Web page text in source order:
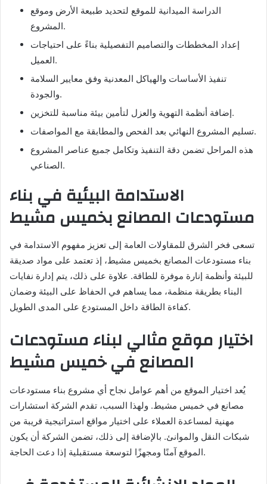
الدراسة الميدانية للموقع لتحديد طبيعة الأرض وموقع
المشروع.
إعداد المخططات والتصاميم التفصيلية بناءً على احتياجات
العميل.
تنفيذ الأساسات والهياكل المعدنية وفق معايير السلامة
والجودة.
إضافة أنظمة التهوية والعزل لتأمين بيئة مناسبة للتخزين.
تسليم المشروع النهائي بعد الفحص والمطابقة مع المواصفات.
هذه المراحل تضمن دقة التنفيذ وتكامل جميع عناصر المشروع
الصناعي.
الاستدامة البيئية في بناء
مستودعات المصانع بخميس مشيط
تسعى فخر الشرق للمقاولات العامة إلى تعزيز مفهوم الاستدامة في
بناء مستودعات المصانع بخميس مشيط، إذ تعتمد على مواد صديقة
للبيئة وأنظمة إنارة موفرة للطاقة. علاوة على ذلك، يتم إدارة نفايات
البناء بطريقة منظمة، مما يساهم في الحفاظ على البيئة وضمان
كفاءة الطاقة داخل المستودع على المدى الطويل.
اختيار موقع مثالي لبناء مستودعات
المصانع في خميس مشيط
يُعد اختيار الموقع من أهم عوامل نجاح أي مشروع بناء مستودعات
مصانع في خميس مشيط. ولهذا السبب، تقدم الشركة استشارات
مهنية لمساعدة العملاء على اختيار مواقع استراتيجية قريبة من
شبكات النقل والموانئ. بالإضافة إلى ذلك، تضمن الشركة أن يكون
الموقع آمنًا ومجهزًا لتوسعة مستقبلية إذا دعت الحاجة.